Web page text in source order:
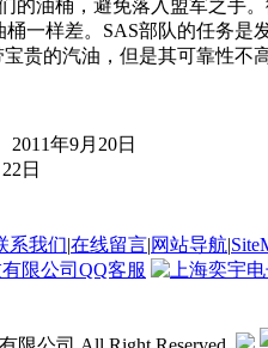
的油桶，避免落入盟军之
桶一样差。SAS部队的任务
贵的汽油，但是其可靠性
年9月20日
日
系我们|在线留言|网站导航|